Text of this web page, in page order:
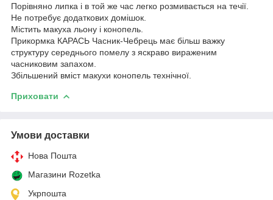
Порівняно липка і в той же час легко розмивається на течії.
Не потребує додаткових домішок.
Містить макуха льону і конопель.
Прикормка КАРАСЬ Часник-Чебрець має більш важку
структуру середнього помелу з яскраво вираженим
часниковим запахом.
Збільшений вміст макухи конопель технічної.
Приховати
Умови доставки
Нова Пошта
Магазини Rozetka
Укрпошта